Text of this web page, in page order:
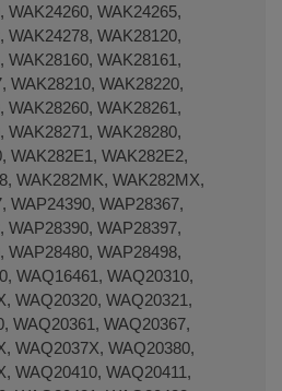
WAK24260, WAK24265,
WAK24278, WAK28120,
WAK28160, WAK28161,
WAK28210, WAK28220,
WAK28260, WAK28261,
WAK28271, WAK28280,
WAK282E1, WAK282E2,
WAK282MK, WAK282MX,
WAP24390, WAP28367,
WAP28390, WAP28397,
WAP28480, WAP28498,
WAQ16461, WAQ20310,
WAQ20320, WAQ20321,
WAQ20361, WAQ20367,
WAQ2037X, WAQ20380,
WAQ20410, WAQ20411,
○ Motor activo -Bomba
SIEMENS (KEBS